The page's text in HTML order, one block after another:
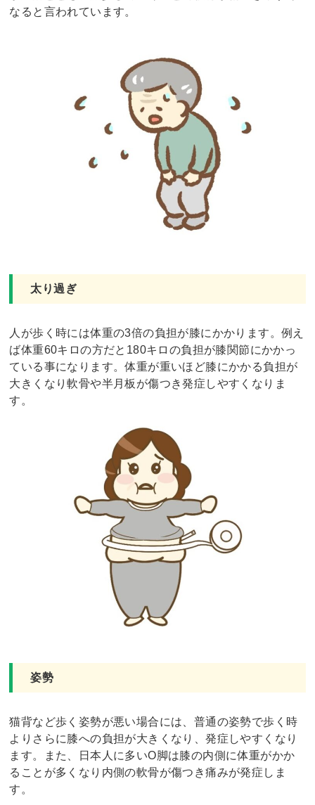
なると言われています。
太り過ぎ
人が歩く時には体重の3倍の負担が膝にかかります。例え
ば体重60キロの方だと180キロの負担が膝関節にかかっ
ている事になります。体重が重いほど膝にかかる負担が
大きくなり軟骨や半月板が傷つき発症しやすくなりま
す。
姿勢
猫背など歩く姿勢が悪い場合には、普通の姿勢で歩く時
よりさらに膝への負担が大きくなり、発症しやすくなり
ます。また、日本人に多いO脚は膝の内側に体重がかか
ることが多くなり内側の軟骨が傷つき痛みが発症しま
す。